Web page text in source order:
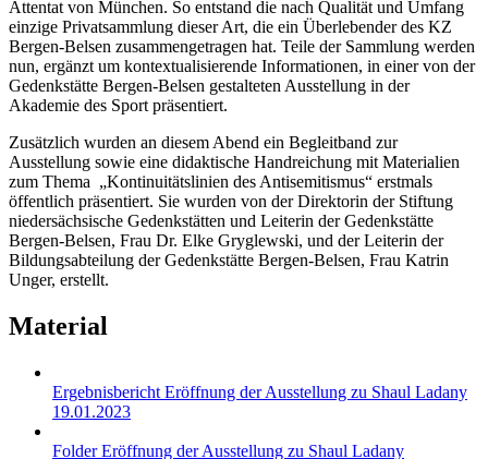
Attentat von München. So entstand die nach Qualität und Umfang
einzige Privatsammlung dieser Art, die ein Überlebender des KZ
Bergen-Belsen zusammengetragen hat. Teile der Sammlung werden
nun, ergänzt um kontextualisierende Informationen, in einer von der
Gedenkstätte Bergen-Belsen gestalteten Ausstellung in der
Akademie des Sport präsentiert.
Zusätzlich wurden an diesem Abend ein Begleitband zur
Ausstellung sowie eine didaktische Handreichung mit Materialien
zum Thema „Kontinuitätslinien des Antisemitismus“ erstmals
öffentlich präsentiert. Sie wurden von der Direktorin der Stiftung
niedersächsische Gedenkstätten und Leiterin der Gedenkstätte
Bergen-Belsen, Frau Dr. Elke Gryglewski, und der Leiterin der
Bildungsabteilung der Gedenkstätte Bergen-Belsen, Frau Katrin
Unger, erstellt.
Material
Ergebnisbericht Eröffnung der Ausstellung zu Shaul Ladany
19.01.2023
Folder Eröffnung der Ausstellung zu Shaul Ladany